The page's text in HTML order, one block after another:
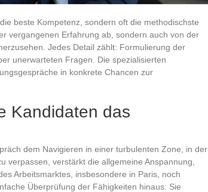
beste Kompetenz, sondern oft die methodischste
vergangenen Erfahrung ab, sondern auch von der
Jedes Detail zählt: Formulierung der
unerwarteten Fragen. Die spezialisierten
in konkrete Chancen zur
Kandidaten das
dem Navigieren in einer turbulenten Zone, in der
verpassen, verstärkt die allgemeine Anspannung,
Arbeitsmarktes, insbesondere in Paris, noch
Überprüfung der Fähigkeiten hinaus: Sie